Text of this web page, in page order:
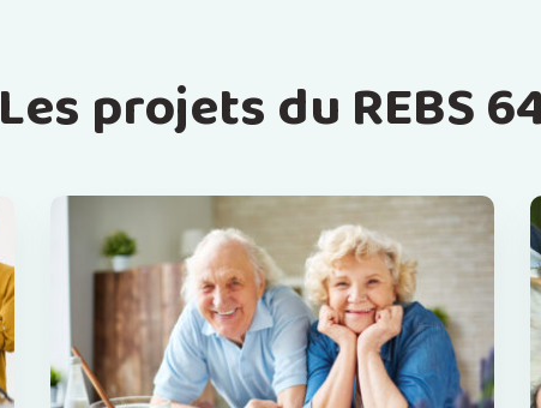
Les projets du REBS